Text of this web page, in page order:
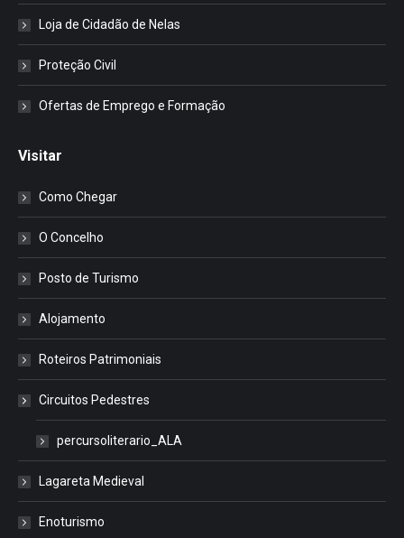
Loja de Cidadão de Nelas
Proteção Civil
Ofertas de Emprego e Formação
Visitar
Como Chegar
O Concelho
Posto de Turismo
Alojamento
Roteiros Patrimoniais
Circuitos Pedestres
percursoliterario_ALA
Lagareta Medieval
Enoturismo